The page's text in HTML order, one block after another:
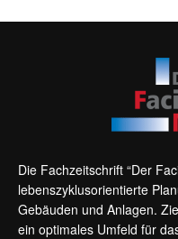
Die Fachzeitschrift “Der
lebenszyklusorientierte
Gebäuden und Anlagen.
ein optimales Umfeld für